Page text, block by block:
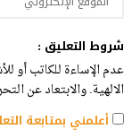
شروط التعليق :
عدم الإساءة للكاتب أو
الالهية. والابتعاد عن
أعلمني بمتابعة